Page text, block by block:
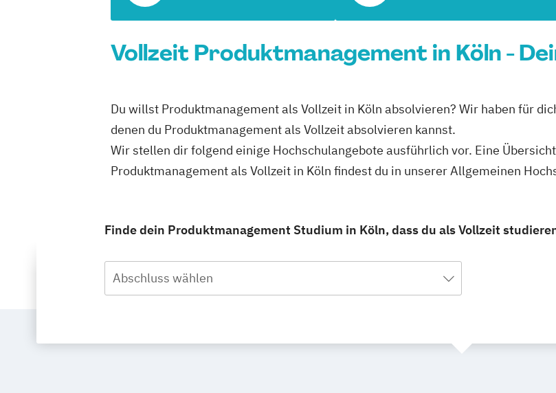
Vollzeit Produktmanagement in Köln -
Du willst Produktmanagement als Vollzeit in Köln absolvieren? Wir haben für
denen du Produktmanagement als Vollzeit absolvieren kannst.
Wir stellen dir folgend einige Hochschulangebote ausführlich vor. Eine
Produktmanagement als Vollzeit in Köln findest du in unserer Allgemeinen
Finde dein Produktmanagement Studium in Köln, dass du als Vollzeit
Abschluss wählen